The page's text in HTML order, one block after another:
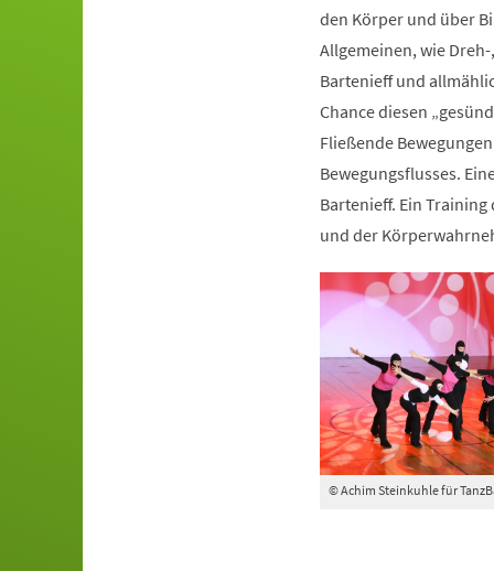
den Körper und über
Allgemeinen, wie
Bartenieff und
Chance diesen
Fließende
Bewegungsflusses.
Bartenieff. Ein
und der
© Achim Steinkuhle für